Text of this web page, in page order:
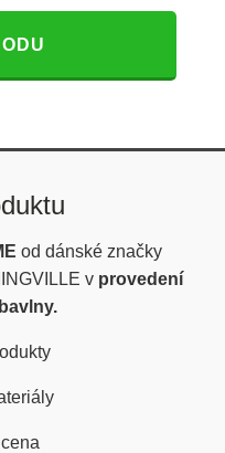
od dánské značky
v provedení